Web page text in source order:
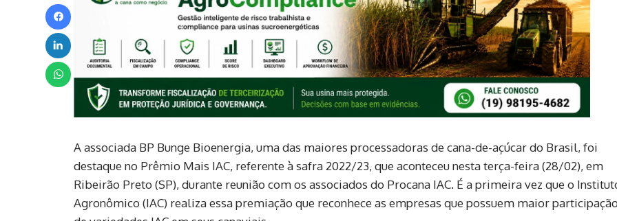
A associada BP Bunge Bioenergia, uma das maiores processadoras de cana-de-açúcar do Brasil, foi
destaque no Prêmio Mais IAC, referente à safra 2022/23, que aconteceu nesta terça-feira (28/02), em
Ribeirão Preto (SP), durante reunião com os associados do Procana IAC. É a primeira vez que o
Agronômico (IAC) realiza essa premiação que reconhece as empresas que possuem maior participação